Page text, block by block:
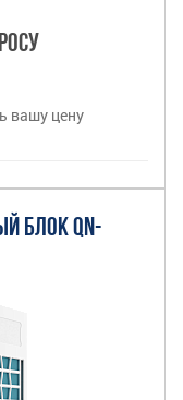
вашу цену
БЛОК QN-